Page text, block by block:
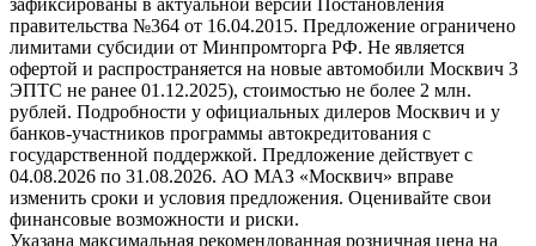
зафиксированы в актуальной версии Постановления
правительства №364 от 16.04.2015. Предложение ограничено
лимитами субсидии от Минпромторга РФ. Не является
офертой и распространяется на новые автомобили Москвич 3
ЭПТС не ранее 01.12.2025), стоимостью не более 2 млн.
рублей. Подробности у официальных дилеров Москвич и у
банков-участников программы автокредитования с
государственной поддержкой. Предложение действует с
04.08.2026 по 31.08.2026. АО МАЗ «Москвич» вправе
изменить сроки и условия предложения. Оценивайте свои
финансовые возможности и риски.
Указана максимальная рекомендованная розничная цена на